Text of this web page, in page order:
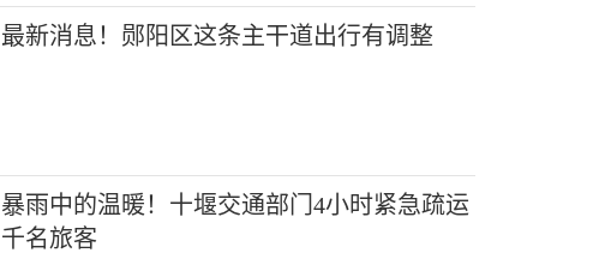
最新消息！郧阳区这条主干道出行有调整
暴雨中的温暖！十堰交通部门4小时紧急疏运
千名旅客